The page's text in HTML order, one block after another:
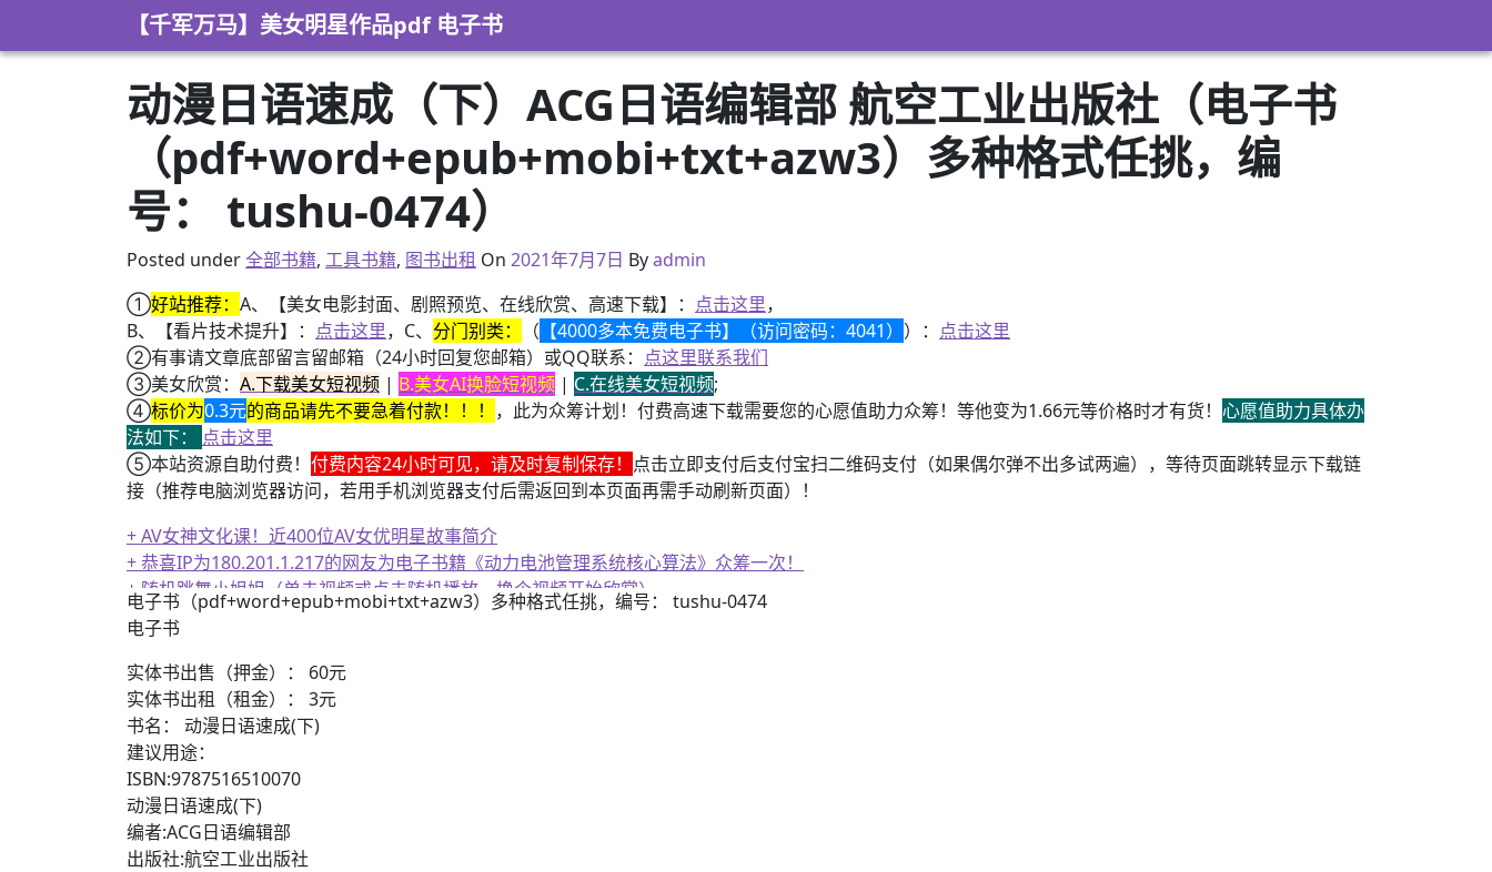
【千军万马】美女明星作品pdf 电子书
动漫日语速成（下）ACG日语编辑部 航空工业出版社（电子书
（pdf+word+epub+mobi+txt+azw3）多种格式任挑，编
号： tushu-0474）
Posted under全部书籍, 工具书籍, 图书出租 On 2021年3月8日
2021年7月7日 Byadmin
①好站推荐： A、【美女电影封面、剧照预览、在线欣赏、高速下载】： 点击这里，
B、【看片技术提升】： 点击这里，C、 分门别类： （ 【4000多本免费电子书】（访问密码：4041） ）： 点击这里
②有事请文章底部留言留邮箱（24小时回复您邮箱）或QQ联系： 点这里联系我们
③美女欣赏： A.下载美女短视频 | B.美女AI换脸短视频 | C.在线美女短视频;
④标价为0.3元的商品请先不要急着付款！！！ ，此为众筹计划！付费高速下载需要您的心愿值助力众筹！等他变为1.66元等价格时才有货！ 心愿值助力具体办
法如下： 点击这里
⑤本站资源自助付费！ 付费内容24小时可见，请及时复制保存！ 点击立即支付后支付宝扫二维码支付（如果偶尔弹不出多试两遍），等待页面跳转显示下载链
接（推荐电脑浏览器访问，若用手机浏览器支付后需返回到本页面再需手动刷新页面）！
+ AV女神三上悠亚AI换脸小视频
+ AV女神文化课！近400位AV女优明星故事简介
+ 恭喜IP为180.201.1.217的网友为电子书籍《动力电池管理系统核心算法》众筹一次！
+ 随机跳舞小姐姐（单击视频或点击随机播放、换个视频开始欣赏）
电子书（pdf+word+epub+mobi+txt+azw3）多种格式任挑，编号： tushu-0474
电子书
实体书出售（押金）： 60元
实体书出租（租金）： 3元
书名： 动漫日语速成(下)
建议用途：
ISBN:9787516510070
动漫日语速成(下)
编者:ACG日语编辑部
出版社:航空工业出版社